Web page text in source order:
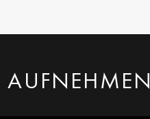
AUFNEHMEN